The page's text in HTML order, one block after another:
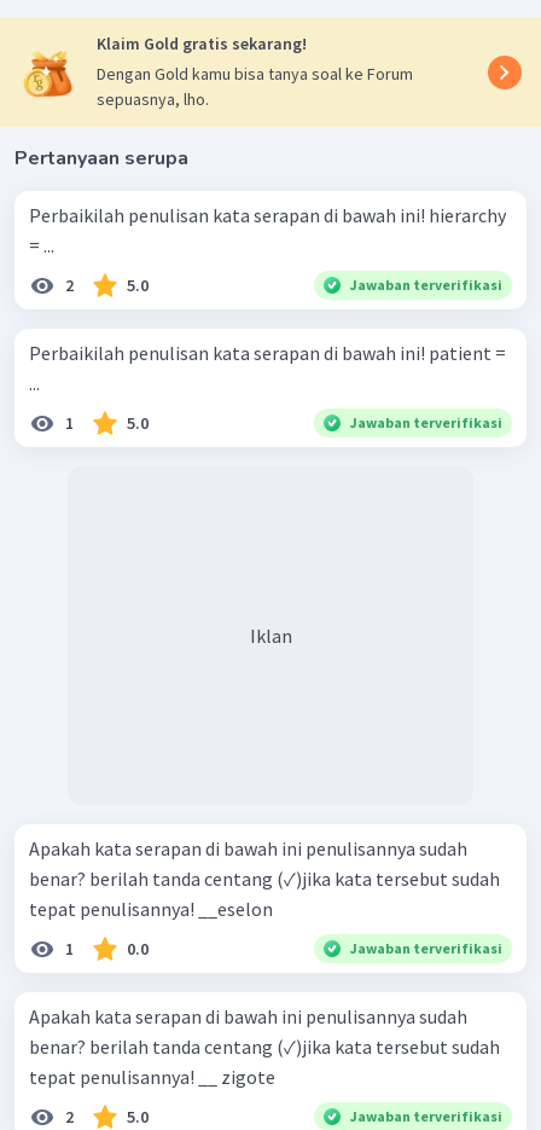
Klaim Gold gratis sekarang!
Dengan Gold kamu bisa tanya soal ke Forum
sepuasnya, lho.
Pertanyaan serupa
Perbaikilah penulisan kata serapan di bawah ini! hierarchy
= ...
2 5.0 Jawaban terverifikasi
Perbaikilah penulisan kata serapan di bawah ini! patient =
...
1 5.0 Jawaban terverifikasi
Iklan
Apakah kata serapan di bawah ini penulisannya sudah
benar? berilah tanda centang (✓)jika kata tersebut sudah
tepat penulisannya! __eselon
1 0.0 Jawaban terverifikasi
Apakah kata serapan di bawah ini penulisannya sudah
benar? berilah tanda centang (✓)jika kata tersebut sudah
tepat penulisannya! __ zigote
2 5.0 Jawaban terverifikasi